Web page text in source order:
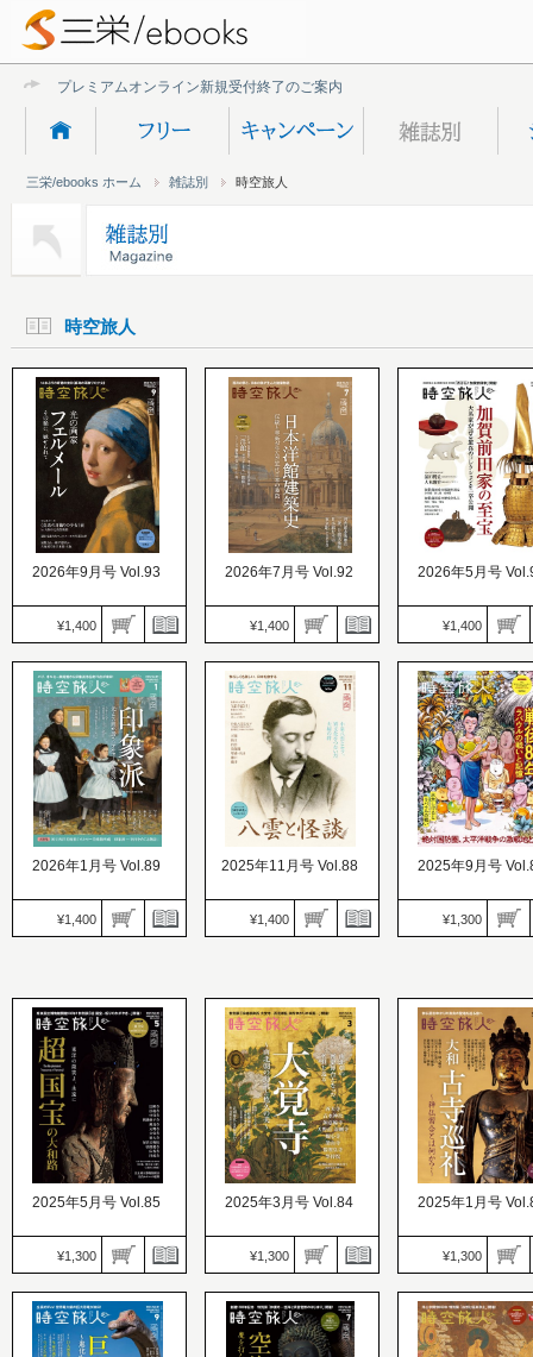
プレミアムオンライン新規受付終了のご案内
三栄/ebooks ホーム 雑誌別 時空旅人
時空旅人
時空旅人
価格：1,400円
発売日：2026.07.24
光の画家フェルメール そ
の瞳に、魅せられて
2026年9月号 Vol.93
¥1,400
時空旅人
価格：1,400円
発売日：2026.05.26
西洋の夢と、日本の美が
生んだ建築物語
2026年7月号 Vol.92
¥1,400
時空旅人
価格：1,400円
発売日：2026.03.26
加賀前田家の至宝
2026年5月号
¥1,400
発売日：2025.11.26
印象派 光と名画が誘う、
オルセー美術館の旅
2026年1月号 Vol.89
¥1,400
発売日：2025.09.26
小泉八雲とセツ、異文化
をつないだ夫婦の絆
2025年11月号 Vol.88
¥1,400
戦後80年 ラバウル
と記憶 絶対国防圏
洋戦争の激戦地とは
2025年9月号
¥1,300
時空旅人
価格：1,300円
発売日：2025.03.26
東洋の微笑よ、永遠に 超
2025年5月号 Vol.85
¥1,300
時空旅人
価格：1,300円
発売日：2025.01.24
南北朝の歴史舞台となっ
2025年3月号 Vol.84
¥1,300
時空旅人
価格：1,300円
発売日：2024.11.26
神仏習合ゆかりの奈
2025年1月号
¥1,300